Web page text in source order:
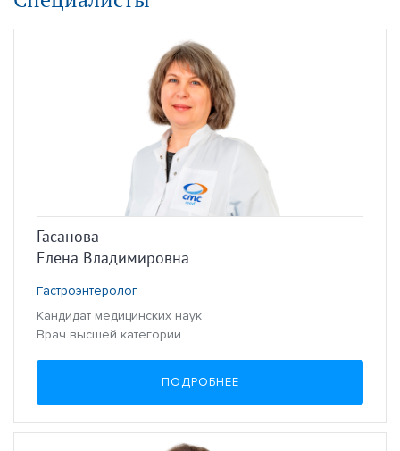
Гасанова
Елена Владимировна
Гастроэнтеролог
Кандидат медицинских наук
Врач высшей категории
ПОДРОБНЕЕ